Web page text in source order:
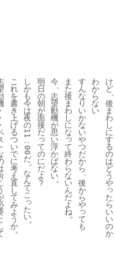
け
ど、
後
ま
わ
し
に
す
る
の
は
ど
う
や
っ
た
ら
い
い
の
か
わ
か
ら
な
い
す
ん
な
り
い
か
な
い
や
つ
だ
か
ら、
後
か
ら
や
っ
て
も
ま
た
後
ま
わ
し
に
な
っ
て
終
わ
ら
な
い
ん
だ
よ
ね。
今、
志
望
動
機
が
思
い
浮
か
ば
な
い。
明
日
の
朝
が
面
接
だ
っ
て
の
に
だ
よ
？
し
か
も
今
は
夜
の
11
：
00
だ。
な
ん
て
こ
っ
た
い。
こ
れ
を
書
き
上
げ
る
つ
い
で
に
考
え
直
し
て
み
よ
う
か。
・
・
・
ト